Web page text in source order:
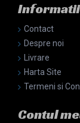
Informatii
Contact
Despre noi
Livrare
Harta Site
Termeni si
Contul